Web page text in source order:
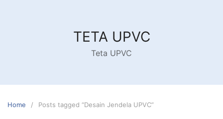
TETA UPVC
Teta UPVC
Home Posts tagged “Desain Jendela UPVC”